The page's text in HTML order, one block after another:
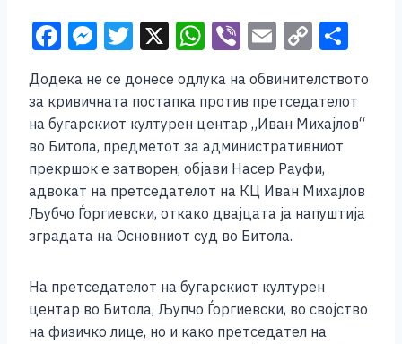
F
c
e
b
o
o
k
M
ss
e
n
g
er
T
tt
er
X W
at
s
A
p
p
Vi
er
E
ai
l
C
p
y
Li
n
k
ar
e
Додека не се донесе одлука на обвинителството
за кривичната постапка против претседателот
на бугарскиот културен центар „Иван Михајлов“
во Битола, предметот за административниот
прекршок е затворен, објави Насер Рауфи,
адвокат на претседателот на КЦ Иван Михајлов
Љубчо Ѓоргиевски, откако двајцата ја напуштија
зградата на Основниот суд во Битола.
На претседателот на бугарскиот културен
центар во Битола, Љупчо Ѓоргиевски, во својство
на физичко лице, но и како претседател на